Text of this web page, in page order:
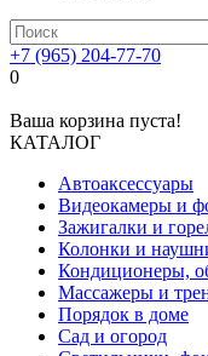
+7 (965) 204-77-70
0
Ваша корзина пуста!
КАТАЛОГ
Автоаксессуары
Видеокамеры и
Зажигалки и
Колонки и
Кондиционеры,
Массажеры и
Порядок в доме
Сад и огород